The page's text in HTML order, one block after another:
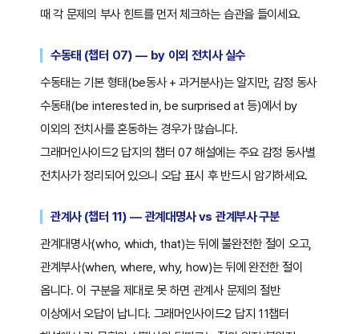
때 각 문제의 부사 힌트를 먼저 체크하는 습관을 들이세요.
수동태 (챕터 07) — by 이외 전치사 실수
수동태는 기본 형태(be동사 + 과거분사)는 알지만, 감정 동사
수동태(be interested in, be surprised at 등)에서 by
이외의 전치사를 혼동하는 경우가 많습니다.
그래머인사이드2 답지의 챕터 07 해설에는 주요 감정 동사별
전치사가 정리되어 있으니 오답 표시 후 반드시 암기하세요.
관계사 (챕터 11) — 관계대명사 vs 관계부사 구분
관계대명사(who, which, that)는 뒤에 불완전한 절이 오고,
관계부사(when, where, why, how)는 뒤에 완전한 절이
옵니다. 이 구분을 제대로 못 하면 관계사 문제의 절반
이상에서 오답이 납니다. 그래머인사이드2 답지 11챕터